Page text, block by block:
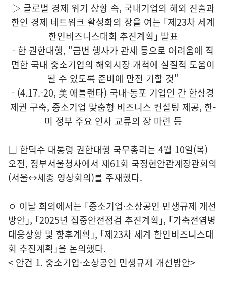
▷ 글로벌 경제 위기 상황 속, 국내기업의 해외 진출과
한인 경제 네트워크 활성화의 장을 여는 ｢제23차 세계
한인비즈니스대회 추진계획｣ 발표
- 한 권한대행, "금번 행사가 관세 등으로 어려움에 직
면한 국내 중소기업의 해외시장 개척에 실질적 도움이
될 수 있도록 준비에 만전 기할 것"
- (4.17.-20, 美 애틀랜타) 국내-동포 기업인 간 한상경
제권 구축, 중소기업 맞춤형 비즈니스 컨설팅 제공, 한-
미 정부 주요 인사 교류의 장 마련 등
□ 한덕수 대통령 권한대행 국무총리는 4월 10일(목)
오전, 정부서울청사에서 제61회 국정현안관계장관회의
(서울↔세종 영상회의)를 주재했다.
ㅇ 이날 회의에서는 ｢중소기업·소상공인 민생규제 개선
방안｣, ｢2025년 집중안전점검 추진계획｣, ｢가축전염병
대응상황 및 향후계획｣, ｢제23차 세계 한인비즈니스대
회 추진계획｣을 논의했다.
< 안건 1. 중소기업·소상공인 민생규제 개선방안>